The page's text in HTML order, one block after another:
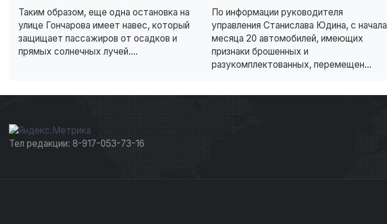
Таким образом, еще одна остановка на
улице Гончарова имеет навес, который
защищает пассажиров от осадков и
прямых солнечных лучей....
По информации руководителя
управления Станислава Юдина, с начала
месяца 20 автомобилей, имеющих
признаки брошенных и
разукомплектованных, перемещен...
Тел редакции: 8-917-053-73-16